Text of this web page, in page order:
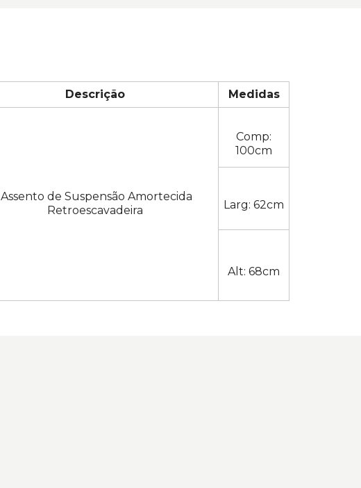
Descrição
Medidas
Assento de Suspensão Amortecida
Retroescavadeira
Comp:
100cm
Larg: 62cm
Alt: 68cm